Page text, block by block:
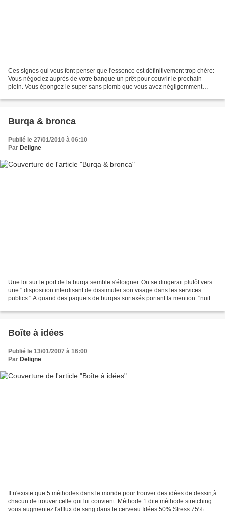
Ces signes qui vous font penser que l'essence est définitivement trop chère:
Vous négociez auprès de votre banque un prêt pour couvrir le prochain
plein. Vous épongez le super sans plomb que vous avez négligemment
Burqa & bronca
Publié le 27/01/2010 à 06:10
Par Deligne
Une loi sur le port de la burqa semble s'éloigner. On se dirigerait plutôt vers
une " disposition interdisant de dissimuler son visage dans les services
publics " A quand des paquets de burqas surtaxés portant la mention: "nuit
Boîte à idées
Publié le 13/01/2007 à 16:00
Par Deligne
Il n'existe que 5 méthodes dans le monde pour trouver des idées de dessin,à
chacun de trouver celle qui lui convient. Méthode 1 dite méthode stretching
vous augmentez l'afflux de sang dans le cerveau Idées:50% Stress:75%